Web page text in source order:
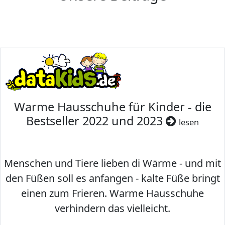
Warme Hausschuhe für Kinder - die
Bestseller 2022 und 2023
lesen
Menschen und Tiere lieben di Wärme - und mit
den Füßen soll es anfangen - kalte Füße bringt
einen zum Frieren. Warme Hausschuhe
verhindern das vielleicht.